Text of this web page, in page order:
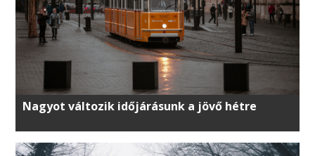
Nagyot változik időjárásunk a jövő hétre